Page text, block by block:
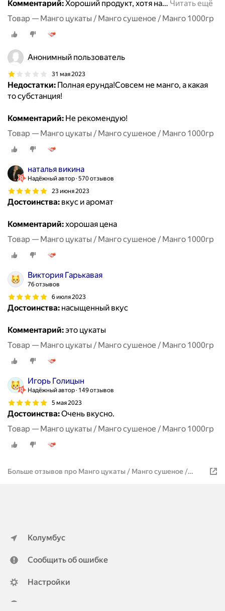
Комментарий:Хороший продукт, хотя на… Читать ещё
Товар — Манго цукаты / Манго сушеное / Манго 1000гр
Анонимный пользователь
31 мая 2023
Недостатки: Полная ерунда!Совсем не манго, а какая
то субстанция!
Комментарий: Не рекомендую!
Товар — Манго цукаты / Манго сушеное / Манго 1000гр
наталья викина
Надёжный автор 570 отзывов
23 июня 2023
Достоинства: вкус и аромат
Комментарий:хорошая цена
Товар — Манго цукаты / Манго сушеное / Манго 1000гр
Виктория Гарькавая
76 отзывов
6 июля 2023
Достоинства: насыщенный вкус
Комментарий:это цукаты
Товар — Манго цукаты / Манго сушеное / Манго 1000гр
Игорь Голицын
Надёжный автор 149 отзывов
5 мая 2023
Достоинства:Очень вкусно.
Товар — Манго цукаты / Манго сушеное / Манго 1000гр
Больше отзывов про Манго цукаты / Манго сушеное /
Колумбус
Сообщить об ошибке
Настройки